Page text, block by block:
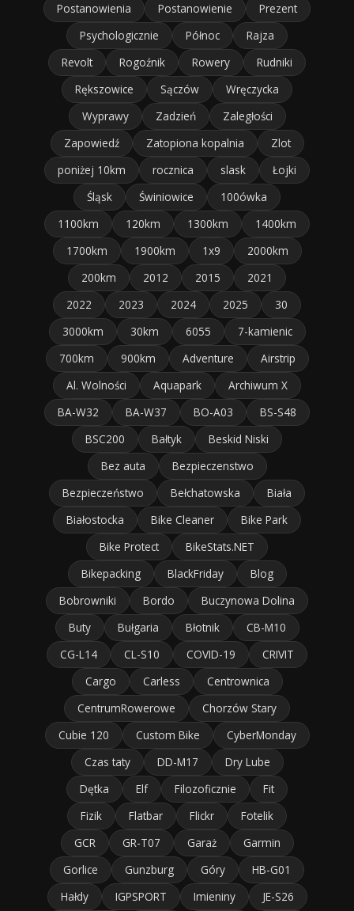
Postanowienia
Postanowienie
Prezent
Psychologicznie
Północ
Rajza
Revolt
Rogoźnik Rowery
Rudniki
Rększowice
Sączów
Wręczycka
Wyprawy
Zadzień
Zaległości
Zapowiedź
Zatopiona kopalnia
Zlot
poniżej 10km
rocznica slask
Łojki
Śląsk
Świniowice
100ówka
1100km
120km 1300km
1400km
1700km
1900km 1x9
2000km
200km
2012 2015
2021
2022
2023 2024 2025
30
3000km
30km 6055
7-kamienic
700km
900km Adventure
Airstrip
Al. Wolności
Aquapark
Archiwum X
BA-W32
BA-W37 BO-A03
BS-S48
BSC200
Bałtyk
Beskid Niski
Bez auta
Bezpieczenstwo
Bezpieczeństwo
Bełchatowska
Biała
Białostocka
Bike Cleaner
Bike Park
Bike Protect
BikeStats.NET
Bikepacking
BlackFriday
Blog
Bobrowniki
Bordo
Buczynowa Dolina
Buty
Bułgaria Błotnik
CB-M10
CG-L14
CL-S10 COVID-19
CRIVIT
Cargo
Carless
Centrownica
CentrumRowerowe
Chorzów Stary
Cubie 120
Custom Bike
CyberMonday
Czas taty
DD-M17
Dry Lube
Dętka
Elf Filozoficznie
Fit
Fizik
Flatbar Flickr
Fotelik
GCR
GR-T07 Garaż
Garmin
Gorlice
Gunzburg Góry
HB-G01
Hałdy
IGPSPORT Imieniny
JE-S26